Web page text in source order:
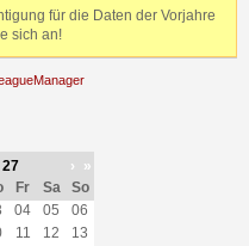
für die Daten der Vorjahre
sich an!
›
»
Fr Sa
So
04 05
06
11 12
13